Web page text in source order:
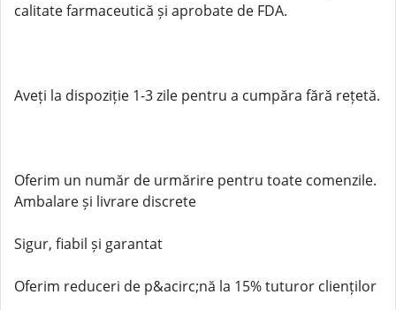
calitate farmaceutică și aprobate de FDA.
Aveți la dispoziție 1-3 zile pentru a cumpăra fără rețetă.
Oferim un număr de urmărire pentru toate comenzile.
Ambalare și livrare discrete
Sigur, fiabil și garantat
Oferim reduceri de p&acirc;nă la 15% tuturor clienților